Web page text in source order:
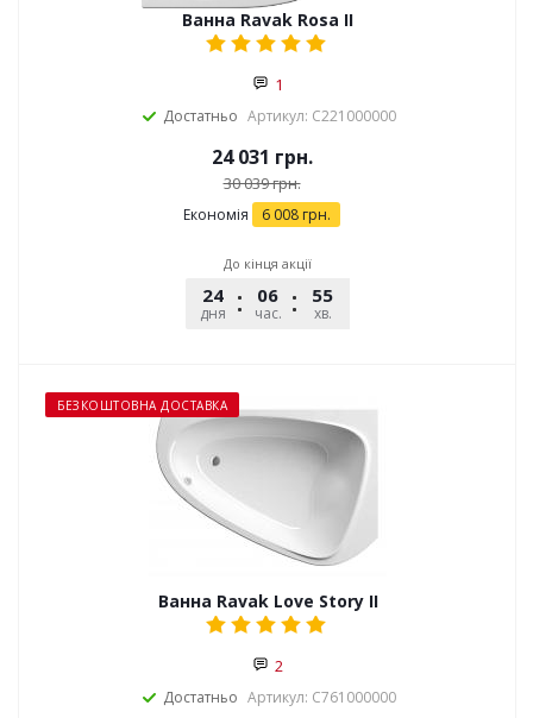
Ванна Ravak Rosa II
1
Достатньо Артикул: C221000000
24 031 грн.
30 039грн.
Економія 6 008 грн.
До кінця акції
24
дня
06
час.
55
хв.
БЕЗКОШТОВНА ДОСТАВКА
Ванна Ravak Love Story II
2
Достатньо Артикул: C761000000